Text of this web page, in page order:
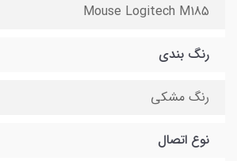
Mouse Logitech M185
رنگ بندی
رنگ مشکی
نوع اتصال